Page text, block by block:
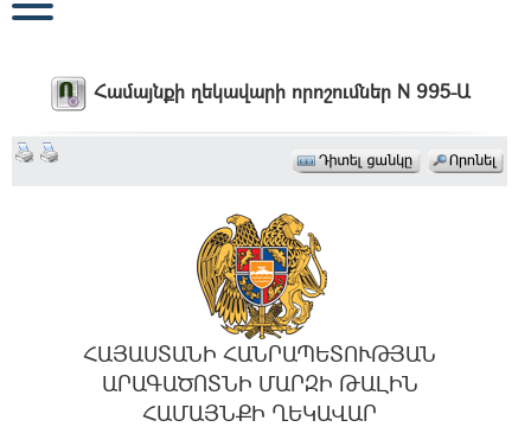
Համայնքի ղեկավարի որոշումներ N 995-Ա
ՀԱՅԱՍՏԱՆԻ ՀԱՆՐԱՊԵՏՈՒԹՅԱՆ
ԱՐԱԳԱԾՈՏՆԻ ՄԱՐԶԻ ԹԱԼԻՆ
ՀԱՄԱՅՆՔԻ ՂԵԿԱՎԱՐ